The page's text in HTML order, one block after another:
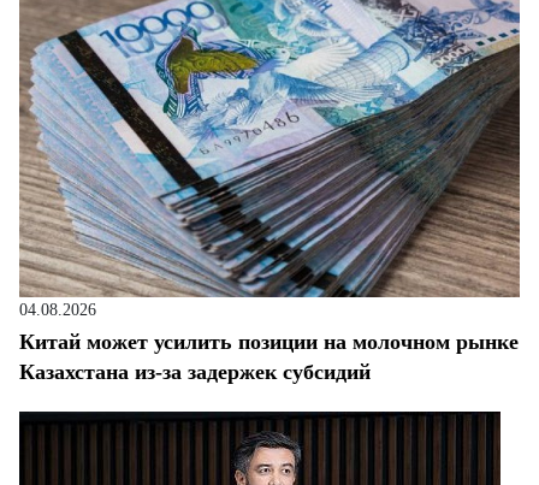
04.08.2026
Китай может усилить позиции на молочном рынке
Казахстана из-за задержек субсидий